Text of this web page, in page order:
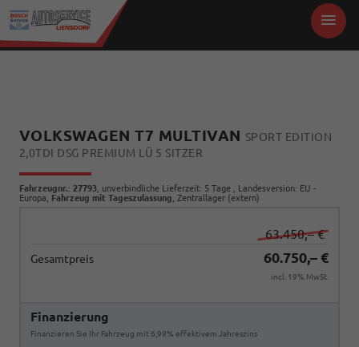
VOLKSWAGEN T7 MULTIVAN SPORT EDITION
2,0TDI DSG PREMIUM LÜ 5 SITZER
Fahrzeugnr.: 27793 , unverbindliche Lieferzeit: 5 Tage , Landesversion: EU -
Europa, Fahrzeug mit Tageszulassung , Zentrallager (extern)
63.450,– €
Gesamtpreis 60.750,– €
incl. 19% MwSt.
Finanzierung
Finanzieren Sie Ihr Fahrzeug mit 6,99% effektivem Jahreszins